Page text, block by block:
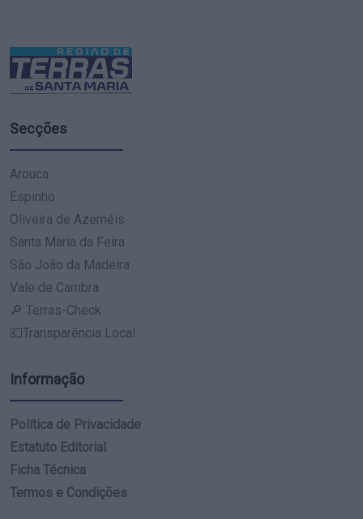
Secções
Arouca
Espinho
Oliveira de Azeméis
Santa Maria da Feira
São João da Madeira
Vale de Cambra
🔎 Terras-Check
💶Transparência Local
Informação
Política de Privacidade
Estatuto Editorial
Ficha Técnica
Termos e Condições